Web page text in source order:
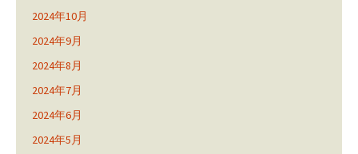
2024年10月
2024年9月
2024年8月
2024年7月
2024年6月
2024年5月